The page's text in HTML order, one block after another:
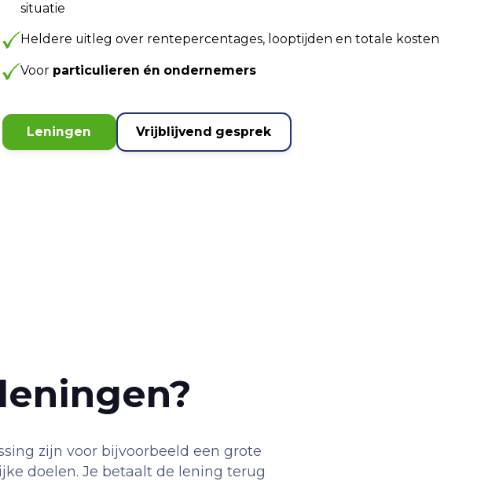
situatie
Heldere uitleg over rentepercentages, looptijden en totale kosten
Voor particulieren én ondernemers
Leningen Vrijblijvend gesprek
zijn voor bijvoorbeeld een grote
doelen. Je betaalt de lening terug